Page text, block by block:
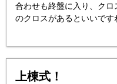
合わせも終盤に入り、ク
のクロスがあるといいで
上棟式！